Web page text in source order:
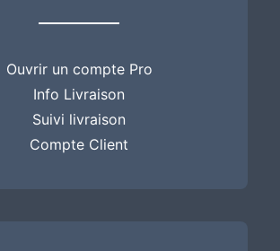
Ouvrir un compte Pro
Info Livraison
Suivi livraison
Compte Client